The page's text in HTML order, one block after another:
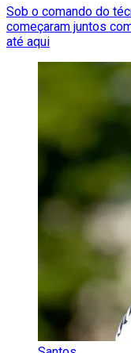
Sob o comando do
começaram juntos
até aqui